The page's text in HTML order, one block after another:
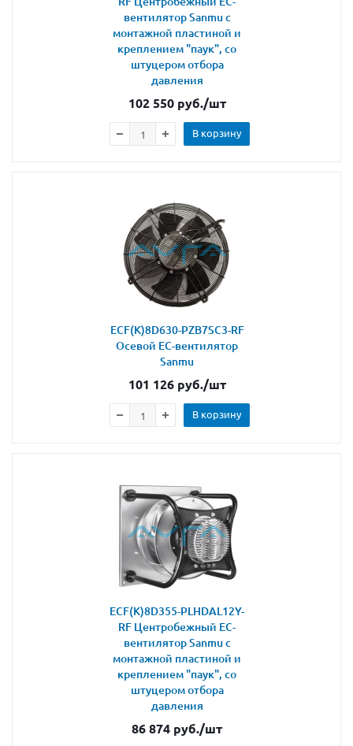
вентилятор Sanmu с
монтажной пластиной и
креплением "паук", со
штуцером отбора
давления
102 550руб./шт
В корзину
ECF(K)8D630-PZB7SC3-RF
Осевой ЕС-вентилятор
Sanmu
101 126руб./шт
В корзину
ECF(K)8D355-PLHDAL12Y-
RF Центробежный ЕС-
вентилятор Sanmu с
монтажной пластиной и
креплением "паук", со
штуцером отбора
давления
86 874 руб./шт